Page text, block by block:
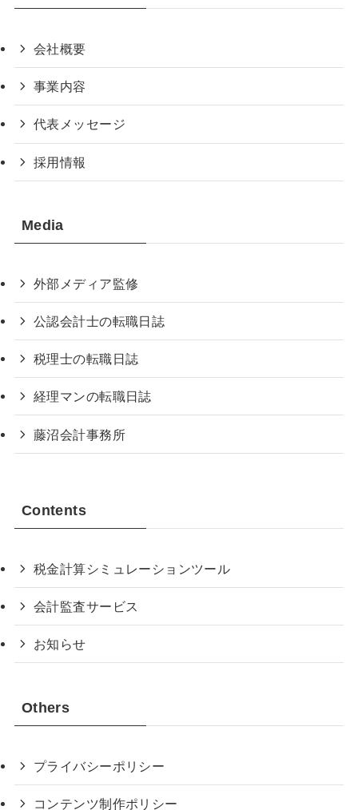
会社概要
事業内容
代表メッセージ
採用情報
Media
外部メディア監修
公認会計士の転職日誌
税理士の転職日誌
経理マンの転職日誌
藤沼会計事務所
Contents
税金計算シミュレーションツール
会計監査サービス
お知らせ
Others
プライバシーポリシー
コンテンツ制作ポリシー